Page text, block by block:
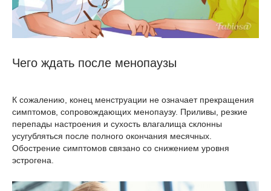
Чего ждать после менопаузы
К сожалению, конец менструации не означает прекращения
симптомов, сопровождающих менопаузу. Приливы, резкие
перепады настроения и сухость влагалища склонны
усугубляться после полного окончания месячных.
Обострение симптомов связано со снижением уровня
эстрогена.